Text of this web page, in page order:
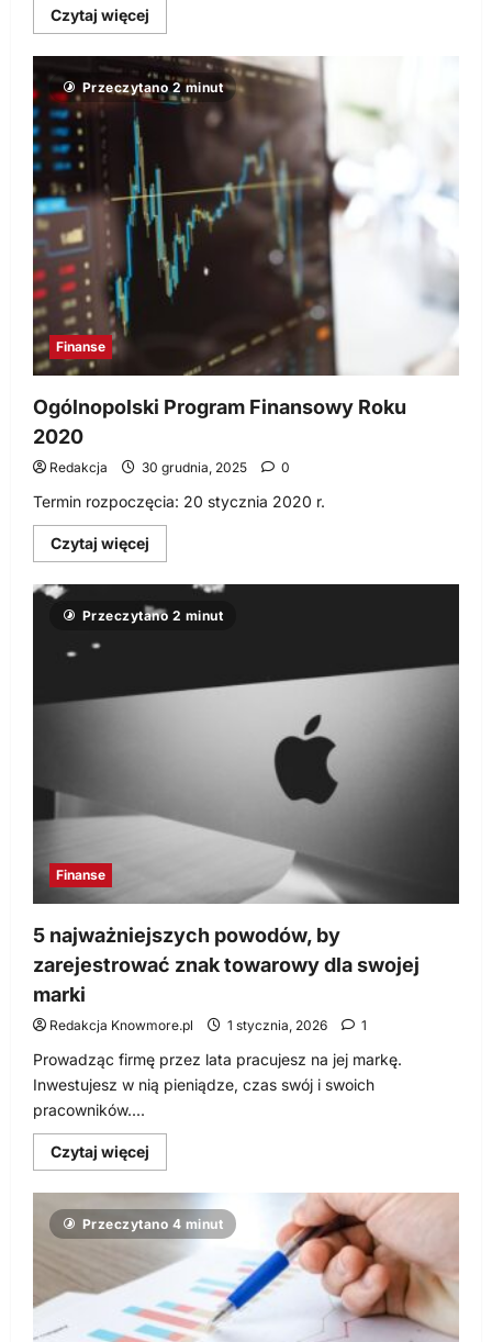
Czytaj więcej
się
o
Narzędzia
Fibo
i
zastosowanie
na
rynku
Forex
Przeczytano 2 minut
Finanse
Ogólnopolski Program Finansowy Roku
2020
Redakcja 30 grudnia, 2025 0
Termin rozpoczęcia: 20 stycznia 2020 r.
Czytaj więcej
się
o
Ogólnopolski
Program
Przeczytano 2 minut
Finanse
5 najważniejszych powodów, by
zarejestrować znak towarowy dla swojej
marki
Redakcja Knowmore.pl 1 stycznia, 2026 1
Prowadząc firmę przez lata pracujesz na jej markę.
Inwestujesz w nią pieniądze, czas swój i swoich
pracowników....
Czytaj więcej
się
o
5
najważniejszych
powodów,
zarejestrować
towarowy
dla
swojej
Przeczytano 4 minut